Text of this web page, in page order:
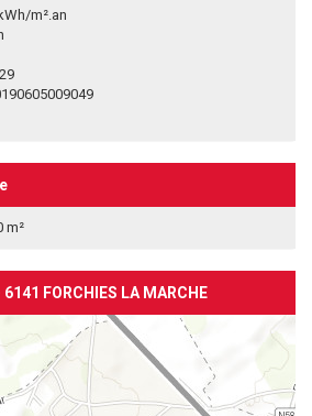
m².an
m²
FORCHIES LA MARCHE